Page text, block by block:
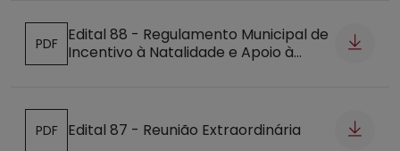
Abre num novo separador
PDF
Edital 88 - Regulamento Municipal de
Incentivo à Natalidade e Apoio à
Abre num novo separador
PDF Edital 87 - Reunião Extraordinária